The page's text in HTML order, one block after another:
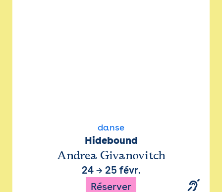
danse
Hidebound
Andrea Givanovitch
24→ 25 févr.
Réserver